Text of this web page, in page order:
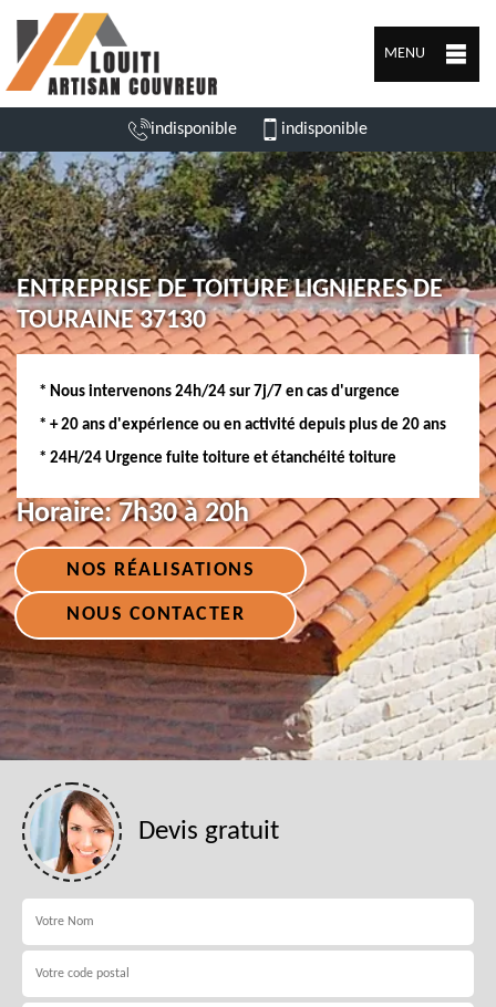
MENU
indisponible indisponible
ENTREPRISE DE TOITURE LIGNIERES DE
TOURAINE 37130
* Nous intervenons 24h/24 sur 7j/7 en cas d'urgence
* + 20 ans d'expérience ou en activité depuis plus de 20 ans
* 24H/24 Urgence fuite toiture et étanchéité toiture
Horaire:7h30 à 20h
NOS RÉALISATIONS
NOUS CONTACTER
Devis gratuit